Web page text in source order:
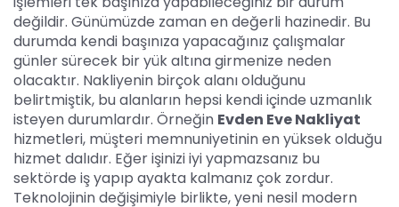
değildir. Günümüzde zaman en değerli hazinedir. Bu
durumda kendi başınıza yapacağınız çalışmalar
günler sürecek bir yük altına girmenize neden
olacaktır. Nakliyenin birçok alanı olduğunu
belirtmiştik, bu alanların hepsi kendi içinde uzmanlık
isteyen durumlardır. Örneğin Evden Eve Nakliyat
hizmetleri, müşteri memnuniyetinin en yüksek olduğu
hizmet dalıdır. Eğer işinizi iyi yapmazsanız bu
sektörde iş yapıp ayakta kalmanız çok zordur.
Teknolojinin değişimiyle birlikte, yeni nesil modern